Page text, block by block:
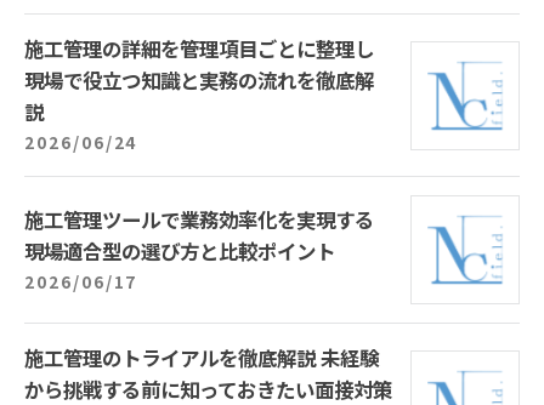
施工管理の詳細を管理項目ごとに整理し
現場で役立つ知識と実務の流れを徹底解
説
2026/06/24
施工管理ツールで業務効率化を実現する
現場適合型の選び方と比較ポイント
2026/06/17
施工管理のトライアルを徹底解説 未経験
から挑戦する前に知っておきたい面接対策